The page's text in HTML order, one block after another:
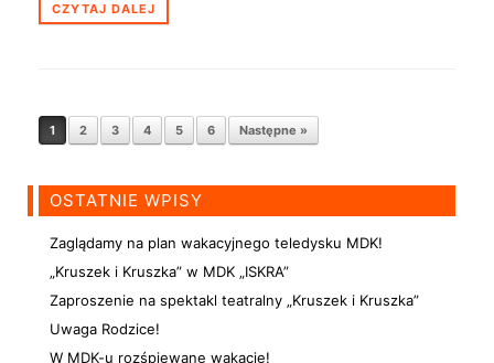
CZYTAJ DALEJ
Nawigacja postów
1 2 3 4 5 6 Następne »
OSTATNIE WPISY
Zaglądamy na plan wakacyjnego teledysku MDK!
„Kruszek i Kruszka” w MDK „ISKRA”
Zaproszenie na spektakl teatralny „Kruszek i Kruszka”
Uwaga Rodzice!
W MDK-u rozśpiewane wakacje!